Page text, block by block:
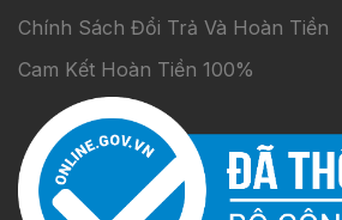
Chính Sách Đổi Trả Và Hoàn Tiền
Cam Kết Hoàn Tiền 100%